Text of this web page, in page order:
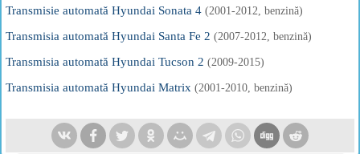
Transmisie automată Hyundai Sonata 4 (2001-2012, benzină)
Transmisia automată Hyundai Santa Fe 2 (2007-2012, benzină)
Transmisia automată Hyundai Tucson 2 (2009-2015)
Transmisia automată Hyundai Matrix (2001-2010, benzină)